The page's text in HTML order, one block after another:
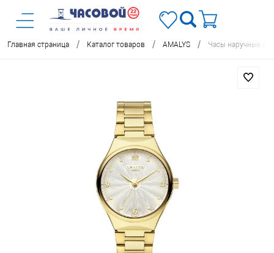
Главная страница / Каталог товаров / AMALYS / Часы наручные